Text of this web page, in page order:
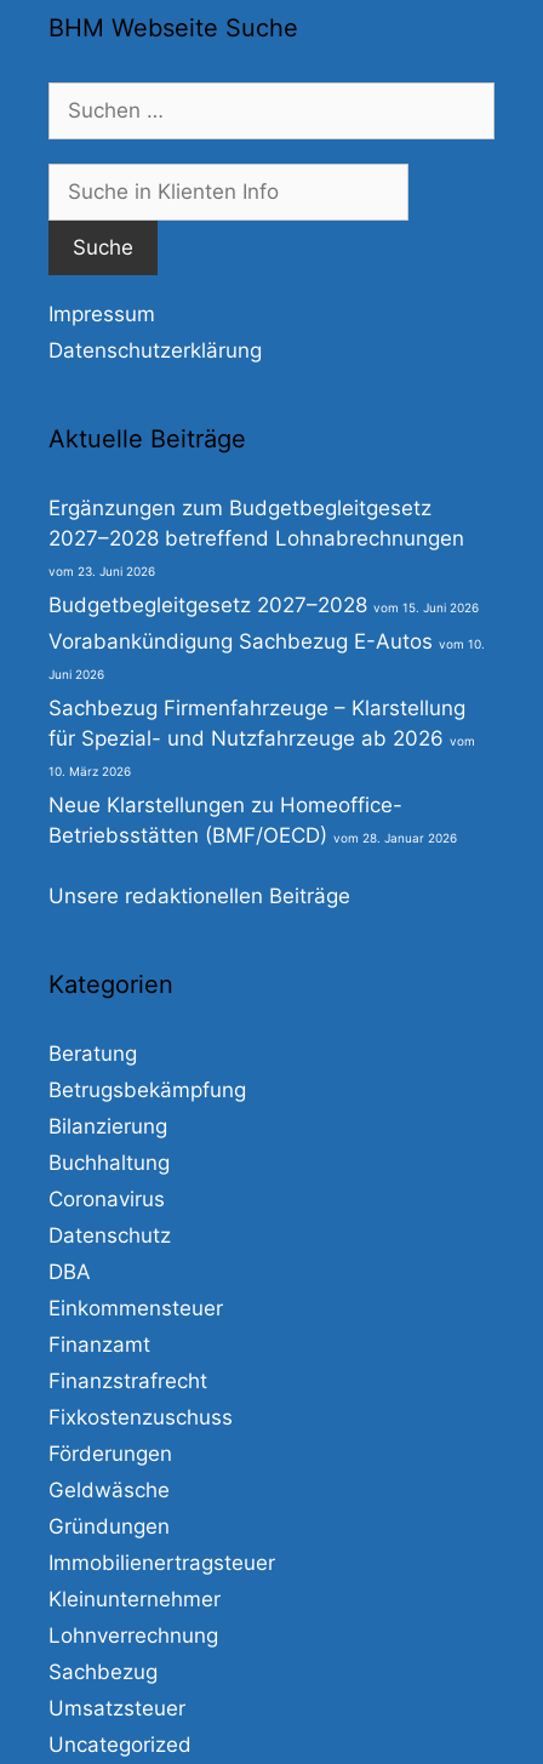
BHM Webseite Suche
Suchen
nach:
Impressum
Datenschutzerklärung
Aktuelle Beiträge
Ergänzungen zum Budgetbegleitgesetz
2027–2028 betreffend Lohnabrechnungen
23. Juni 2026
Budgetbegleitgesetz 2027–2028 15. Juni 2026
Vorabankündigung Sachbezug E-Autos 10.
Juni 2026
Sachbezug Firmenfahrzeuge – Klarstellung
für Spezial- und Nutzfahrzeuge ab 2026
10. März 2026
Neue Klarstellungen zu Homeoffice-
Betriebsstätten (BMF/OECD)
28. Januar 2026
Unsere redaktionellen Beiträge
Kategorien
Beratung
Betrugsbekämpfung
Bilanzierung
Buchhaltung
Coronavirus
Datenschutz
DBA
Einkommensteuer
Finanzamt
Finanzstrafrecht
Fixkostenzuschuss
Förderungen
Geldwäsche
Gründungen
Immobilienertragsteuer
Kleinunternehmer
Lohnverrechnung
Sachbezug
Umsatzsteuer
Uncategorized